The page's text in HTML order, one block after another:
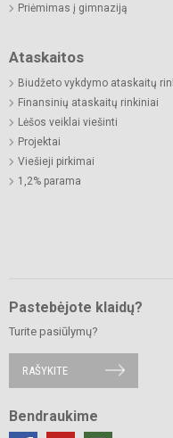
Priėmimas į gimnaziją
Ataskaitos
Biudžeto vykdymo ataskaitų
Finansinių ataskaitų rinkiniai
Lėšos veiklai viešinti
Projektai
Viešieji pirkimai
1,2% parama
Pastebėjote klaidų?
Turite pasiūlymų?
RAŠYKITE
Bendraukime